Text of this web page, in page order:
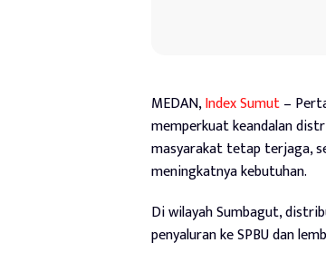
MEDAN,Index Sumut–
memperkuat keandalan
masyarakat tetap terjaga,
meningkatnya kebutuhan.
Di wilayah Sumbagut,
penyaluran ke SPBU dan